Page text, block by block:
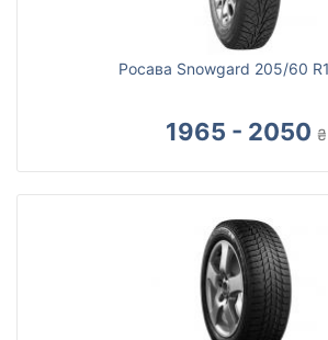
Росава Snowgard 205/60
1965 - 2050 ₴